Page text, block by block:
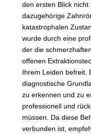
den ersten Blick nicht
dazugehörige
katastrophalen
wurde durch eine
der die
offenen
Ihrem Leiden befreit.
diagnostische
zu erkennen und zu
professionell und
müssen. Da diese
verbunden ist,